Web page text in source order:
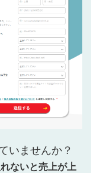
いませんか？
ないと売上が上